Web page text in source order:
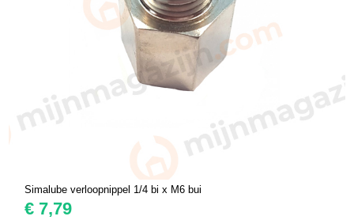
Simalube verloopnippel 1/4 bi x M6 bui
€ 7,79